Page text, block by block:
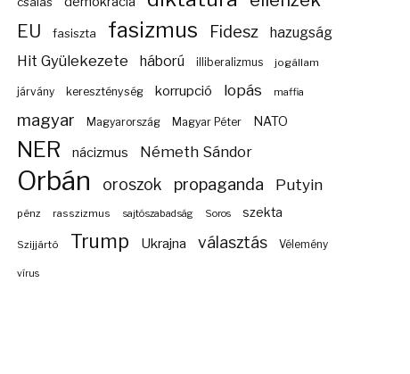
EU fasiszta fasizmus Fidesz hazugság
Hit Gyülekezete háború illiberalizmus jogállam
járvány kereszténység korrupció lopás maffia
magyar Magyarország Magyar Péter NATO
NER nácizmus Németh Sándor
Orbán oroszok propaganda Putyin
pénz rasszizmus sajtószabadság Soros szekta
Szijjártó Trump Ukrajna választás Vélemény
vírus